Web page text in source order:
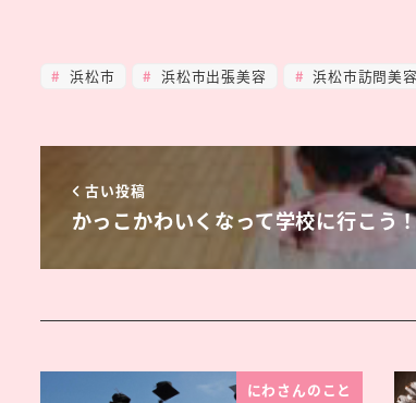
浜松市 浜松市出張美容 浜松市訪問美容
古い投稿
かっこかわいくなって学校に行こう
にわさんのこと